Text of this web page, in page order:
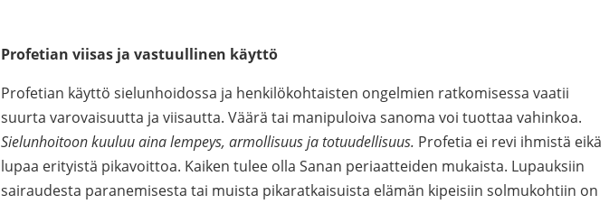
Profetian viisas ja vastuullinen käyttö
Profetian käyttö sielunhoidossa ja henkilökohtaisten ongelmien ratkomisessa vaatii
suurta varovaisuutta ja viisautta. Väärä tai manipuloiva sanoma voi tuottaa vahinkoa.
Sielunhoitoon kuuluu aina lempeys, armollisuus ja totuudellisuus. Profetia ei revi ihmistä eikä
lupaa erityistä pikavoittoa. Kaiken tulee olla Sanan periaatteiden mukaista. Lupauksiin
sairaudesta paranemisesta tai muista pikaratkaisuista elämän kipeisiin solmukohtiin on